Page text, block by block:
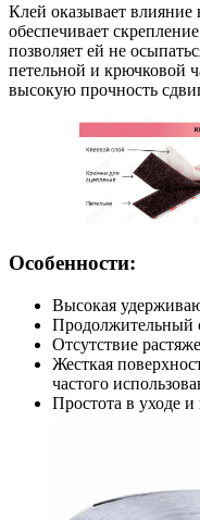
Клей оказывает влияние
обеспечивает
позволяет ей не
петельной и крючковой
высокую прочность
Особенности:
Высокая
Продолжительный
Отсутствие
Жесткая
частого
Простота в уходе